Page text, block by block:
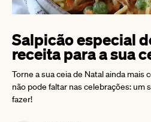
Salpicão especial
receita para a sua
Torne a sua ceia de Natal ainda mais
não pode faltar nas celebrações: um
fazer!